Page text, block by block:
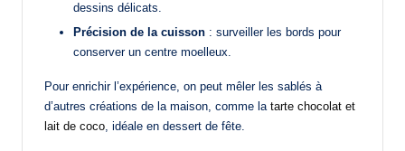
dessins délicats.
Précision de la cuisson : surveiller les bords pour
conserver un centre moelleux.
Pour enrichir l’expérience, on peut mêler les sablés à
d’autres créations de la maison, comme la tarte chocolat et
lait de coco, idéale en dessert de fête.